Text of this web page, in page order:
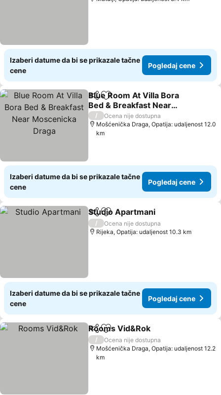
Izaberi datume da bi se prikazale tačne
cene
Pogledaj cene
Deli Dodati u favorite
Blue Room At Villa Bora
Bed & Breakfast Near
Moscenicka Draga
/
Ocena nije dostupna
Mošćenička Draga, Opatija: udaljenost 12.0
km
Izaberi datume da bi se prikazale tačne
cene
Pogledaj cene
Deli Dodati u favorite
Studio Apartmani
/
Ocena nije dostupna
Rijeka, Opatija: udaljenost 10.3 km
Izaberi datume da bi se prikazale tačne
cene
Pogledaj cene
Deli Dodati u favorite
Rooms Vid&Rok
/
Ocena nije dostupna
Mošćenička Draga, Opatija: udaljenost 12.2
km